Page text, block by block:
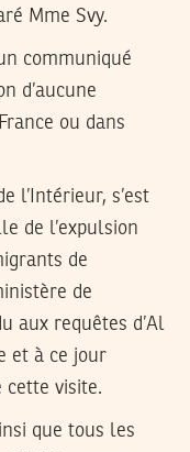
Mme Svy.
communiqué
d’aucune
ou dans
l’Intérieur, s’est
de l’expulsion
de
de
aux requêtes d’Al
et à ce jour
cette visite.
que tous les